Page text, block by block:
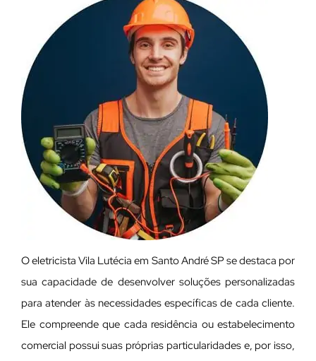
O eletricista Vila Lutécia em Santo André SP se destaca por
sua capacidade de desenvolver soluções personalizadas
para atender às necessidades específicas de cada cliente.
Ele compreende que cada residência ou estabelecimento
comercial possui suas próprias particularidades e, por isso,